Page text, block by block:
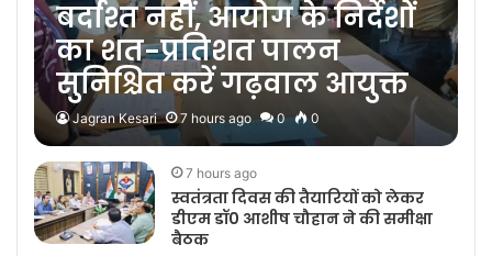
बर्दाश्त नहीं, आयोग के निर्देशों
का शत-प्रतिशत पालन
सुनिश्चित करें गढ़वाल आयुक्त
Jagran Kesari 7 hours ago 0 0
7 hours ago
स्वतंत्रता दिवस की तैयारियों को लेकर
डीएम डॉ0 आशीष चौहान ने की समीक्षा
बैठक